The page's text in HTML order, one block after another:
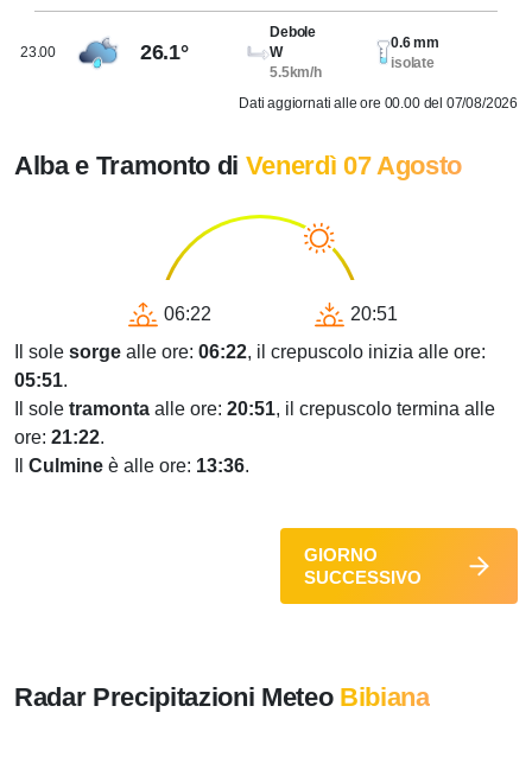
23.00 26.1°
Debole
W
5.5km/h
0.6 mm
isolate
Dati aggiornati alle ore 00.00 del 07/08/2026
Alba e Tramonto di Venerdì 07 Agosto
06:22
20:51
Il sole sorge alle ore: 06:22, il crepuscolo inizia alle ore:
05:51.
Il sole tramonta alle ore: 20:51, il crepuscolo termina alle
ore: 21:22.
Culmine è alle ore: 13:36.
GIORNO
SUCCESSIVO
Radar Precipitazioni Meteo Bibiana